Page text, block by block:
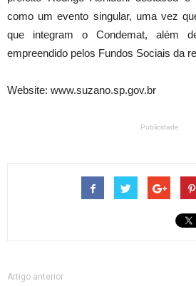
como um evento singular, uma vez
que integram o Condemat, além
empreendido pelos Fundos Sociais da
Website: www.suzano.sp.gov.br
Publicidade
Artigo anterior